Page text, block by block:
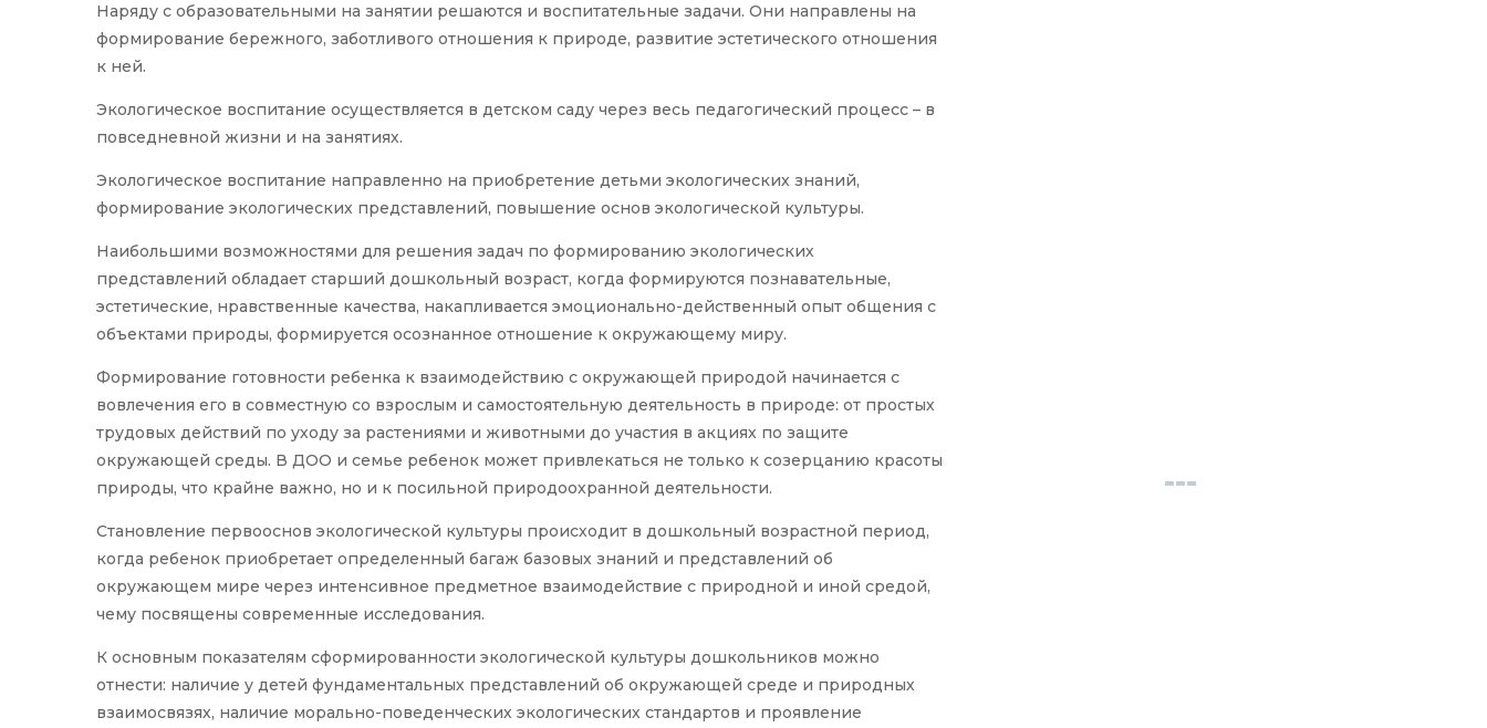
Наряду с образовательными на занятии решаются и воспитательные задачи. Они направлены на
формирование бережного, заботливого отношения к природе, развитие эстетического отношения
к ней.
Экологическое воспитание осуществляется в детском саду через весь педагогический процесс – в
повседневной жизни и на занятиях.
Экологическое воспитание направленно на приобретение детьми экологических знаний,
формирование экологических представлений, повышение основ экологической культуры.
Наибольшими возможностями для решения задач по формированию экологических
представлений обладает старший дошкольный возраст, когда формируются познавательные,
эстетические, нравственные качества, накапливается эмоционально-действенный опыт общения с
объектами природы, формируется осознанное отношение к окружающему миру.
Формирование готовности ребенка к взаимодействию с окружающей природой начинается с
вовлечения его в совместную со взрослым и самостоятельную деятельность в природе: от простых
трудовых действий по уходу за растениями и животными до участия в акциях по защите
окружающей среды. В ДОО и семье ребенок может привлекаться не только к созерцанию красоты
природы, что крайне важно, но и к посильной природоохранной деятельности.
Становление первооснов экологической культуры происходит в дошкольный возрастной период,
когда ребенок приобретает определенный багаж базовых знаний и представлений об
окружающем мире через интенсивное предметное взаимодействие с природной и иной средой,
чему посвящены современные исследования.
К основным показателям сформированности экологической культуры дошкольников можно
отнести: наличие у детей фундаментальных представлений об окружающей среде и природных
взаимосвязях, наличие морально-поведенческих экологических стандартов и проявление